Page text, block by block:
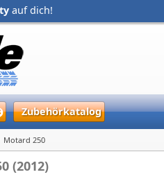
auf dich!
Zubehörkatalog
Motard 250
(2012)